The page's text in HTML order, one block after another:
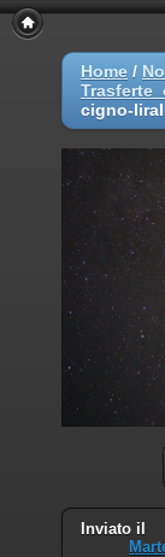
Home /
cigno-
Inviato il